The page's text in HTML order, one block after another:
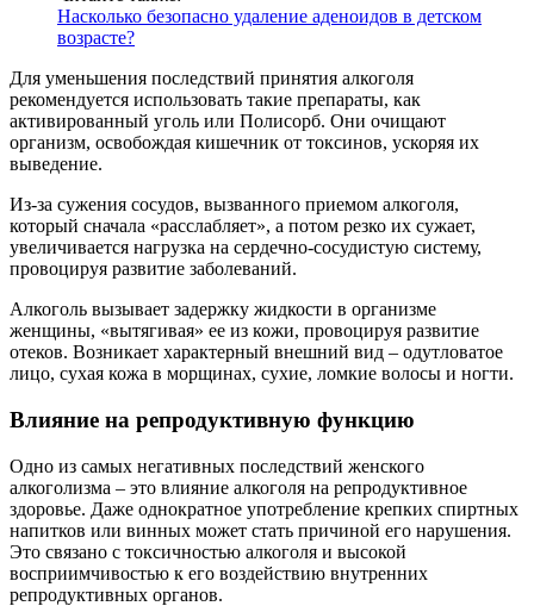
Насколько безопасно удаление аденоидов в детском
возрасте?
Для уменьшения последствий принятия алкоголя
рекомендуется использовать такие препараты, как
активированный уголь или Полисорб. Они очищают
организм, освобождая кишечник от токсинов, ускоряя их
выведение.
Из-за сужения сосудов, вызванного приемом алкоголя,
который сначала «расслабляет», а потом резко их сужает,
увеличивается нагрузка на сердечно-сосудистую систему,
провоцируя развитие заболеваний.
Алкоголь вызывает задержку жидкости в организме
женщины, «вытягивая» ее из кожи, провоцируя развитие
отеков. Возникает характерный внешний вид – одутловатое
лицо, сухая кожа в морщинах, сухие, ломкие волосы и ногти.
Влияние на репродуктивную функцию
Одно из самых негативных последствий женского
алкоголизма – это влияние алкоголя на репродуктивное
здоровье. Даже однократное употребление крепких спиртных
напитков или винных может стать причиной его нарушения.
Это связано с токсичностью алкоголя и высокой
восприимчивостью к его воздействию внутренних
репродуктивных органов.